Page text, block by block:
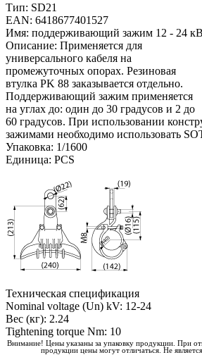
Тип: SD21
EAN: 6418677401527
Имя: поддерживающий зажим 12 - 24 кВ
Описание: Применяется для
универсального кабеля на
промежуточных опорах. Резиновая
втулка PK 88 заказывается отдельно.
Поддерживающий зажим применяется
на углах до: один до 30 градусов и 2 до
60 градусов. При использовании
зажимами необходимо использовать
Упаковка: 1/1600
Единица: PCS
Техническая спецификация
Nominal voltage (Un) kV: 12-24
Вес (кг): 2.24
Tightening torque Nm: 10
Внимание! Цены указаны за упаковку продукции. При
продукции цены могут отличаться. Не